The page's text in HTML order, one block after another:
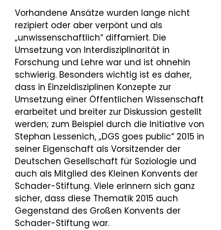
Vorhandene Ansätze wurden lange nicht
rezipiert oder aber verpönt und als
„unwissenschaftlich“ diffamiert. Die
Umsetzung von Interdisziplinarität in
Forschung und Lehre war und ist ohnehin
schwierig. Besonders wichtig ist es daher,
dass in Einzeldisziplinen Konzepte zur
Umsetzung einer Öffentlichen Wissenschaft
erarbeitet und breiter zur Diskussion gestellt
werden; zum Beispiel durch die Initiative von
Stephan Lessenich, „DGS goes public“ 2015 in
seiner Eigenschaft als Vorsitzender der
Deutschen Gesellschaft für Soziologie und
auch als Mitglied des Kleinen Konvents der
Schader-Stiftung. Viele erinnern sich ganz
sicher, dass diese Thematik 2015 auch
Gegenstand des Großen Konvents der
Schader-Stiftung war.